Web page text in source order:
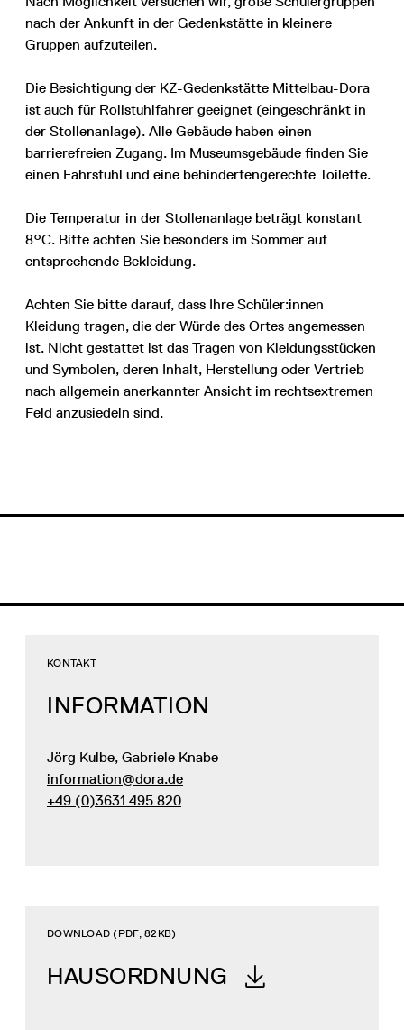
nach der Ankunft in der Gedenkstätte in kleinere
Gruppen aufzuteilen.
Die Besichtigung der KZ-Gedenkstätte Mittelbau-Dora
ist auch für Rollstuhlfahrer geeignet (eingeschränkt in
der Stollenanlage). Alle Gebäude haben einen
barrierefreien Zugang. Im Museumsgebäude finden Sie
einen Fahrstuhl und eine behindertengerechte Toilette.
Die Temperatur in der Stollenanlage beträgt konstant
8°C. Bitte achten Sie besonders im Sommer auf
entsprechende Bekleidung.
Achten Sie bitte darauf, dass Ihre Schüler:innen
Kleidung tragen, die der Würde des Ortes angemessen
ist. Nicht gestattet ist das Tragen von Kleidungsstücken
und Symbolen, deren Inhalt, Herstellung oder Vertrieb
nach allgemein anerkannter Ansicht im rechtsextremen
Feld anzusiedeln sind.
INFORMATION
KONTAKT
Jörg Kulbe, Gabriele Knabe
information@dora.de
+49 (0)3631 495 820
HAUSORDNUNG
DOWNLOAD (PDF, 82KB)